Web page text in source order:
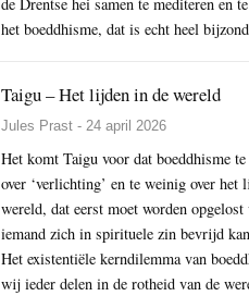
de Drentse hei samen te mediteren en
het boeddhisme, dat is echt heel
Taigu – Het lijden in de wereld
Jules Prast - 24 april 2026
Het komt Taigu voor dat boeddhisme te
over ‘verlichting’ en te weinig over het
wereld, dat eerst moet worden opgelost
iemand zich in spirituele zin bevrijd
Het existentiële kerndilemma van
wij ieder delen in de rotheid van de